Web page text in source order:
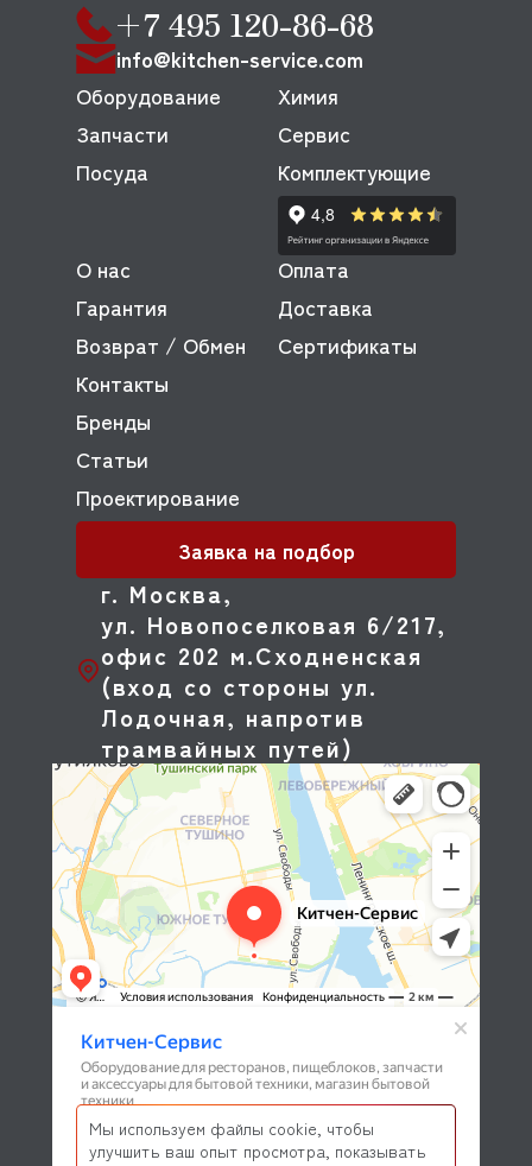
+7 495 120-86-68
info@kitchen-service.com
г. Москва,
ул. Новопоселковая 6/217,
офис 202 м.Сходненская
(вход со стороны ул.
Лодочная, напротив
трамвайных путей)
Оборудование
Запчасти
Посуда
Химия
Сервис
Комплектующие
О нас
Оплата
Гарантия
Доставка
Возврат / Обмен
Сертификаты
Контакты
Бренды
Статьи
Проектирование
Заявка на подбор
Мы используем файлы cookie, чтобы
улучшить ваш опыт просмотра, показывать